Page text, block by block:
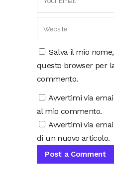
Salva il mio
questo browser per
commento.
Avvertimi via
al mio commento.
Avvertimi via
di un nuovo articolo.